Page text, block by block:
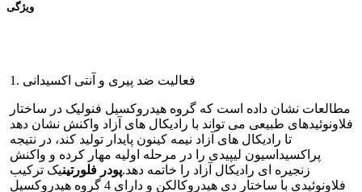
ویژگی
1. فعالیت ضد پیری و آنتی اکسیدانی
مطالعات نشان داده است که گروه هیدروکسیل فنولیک در ساختار
فلاونوئیدهای طبیعی می تواند با رادیکال های آزاد واکنش نشان دهد
تا رادیکال های آزاد نیمه کینون پایدار تولید کند، در نتیجه
پراکسیداسیون لیپیدی را در مرحله اولیه مهار کرده و واکنش
زنجیره ای رادیکال آزاد را خاتمه دهد.پودر فلورتینیک ترکیب
فلاونوئیدی با ساختار دی هیدروکالکن و دارای 4 گروه هیدروکسیل